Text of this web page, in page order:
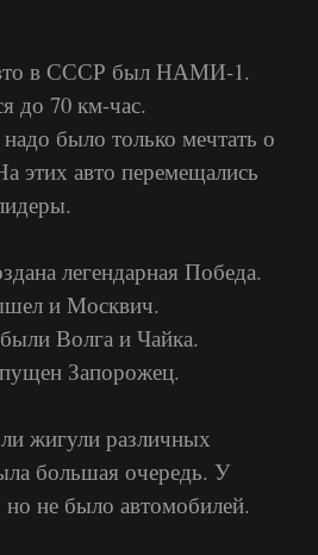
в СССР был НАМИ-1.
до 70 км-час.
было только мечтать о
этих авто перемещались
легендарная Победа.
и Москвич.
Волга и Чайка.
Запорожец.
жигули различных
большая очередь. У
не было автомобилей.